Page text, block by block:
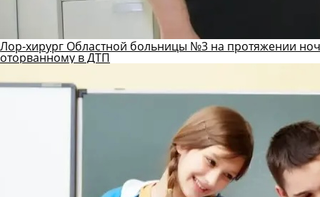
Лор-хирург Областной больницы №3 на протяжении
оторванному в ДТП